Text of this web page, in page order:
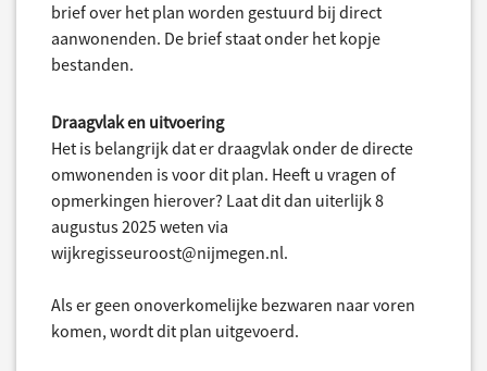
brief over het plan worden gestuurd bij direct
aanwonenden. De brief staat onder het kopje
bestanden.
Draagvlak en uitvoering
Het is belangrijk dat er draagvlak onder de directe
omwonenden is voor dit plan. Heeft u vragen of
opmerkingen hierover? Laat dit dan uiterlijk 8
augustus 2025 weten via
wijkregisseuroost@nijmegen.nl.
Als er geen onoverkomelijke bezwaren naar voren
komen, wordt dit plan uitgevoerd.